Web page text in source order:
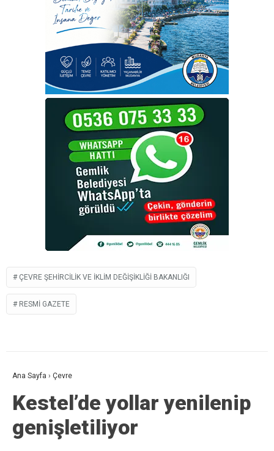
ÇEVRE ŞEHIRCILIK VE İKLIM DEĞIŞIKLIĞI BAKANLIĞI
RESMI GAZETE
Ana Sayfa › Çevre
Kestel’de yollar yenilenip
genişletiliyor